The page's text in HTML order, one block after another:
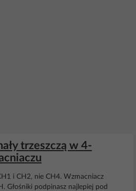
trzeszczą w 4-
i CH2, nie CH4. Wzmacniacz
Głośniki podpinasz najlepiej pod